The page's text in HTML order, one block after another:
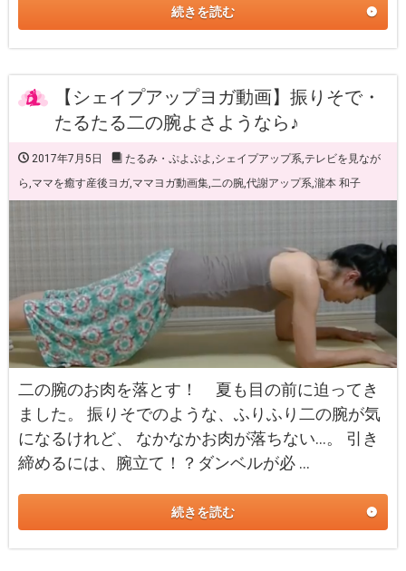
続きを読む
【シェイプアップヨガ動画】振りそで・
たるたる二の腕よさようなら♪
2017年7月5日 たるみ・ぷよぷよ,シェイプアップ系,テレビを見なが
ら,ママを癒す産後ヨガ,ママヨガ動画集,二の腕,代謝アップ系,瀧本 和子
二の腕のお肉を落とす！ 夏も目の前に迫ってき
ました。 振りそでのような、ふりふり二の腕が気
になるけれど、 なかなかお肉が落ちない…。 引き
締めるには、腕立て！？ダンベルが必 …
続きを読む